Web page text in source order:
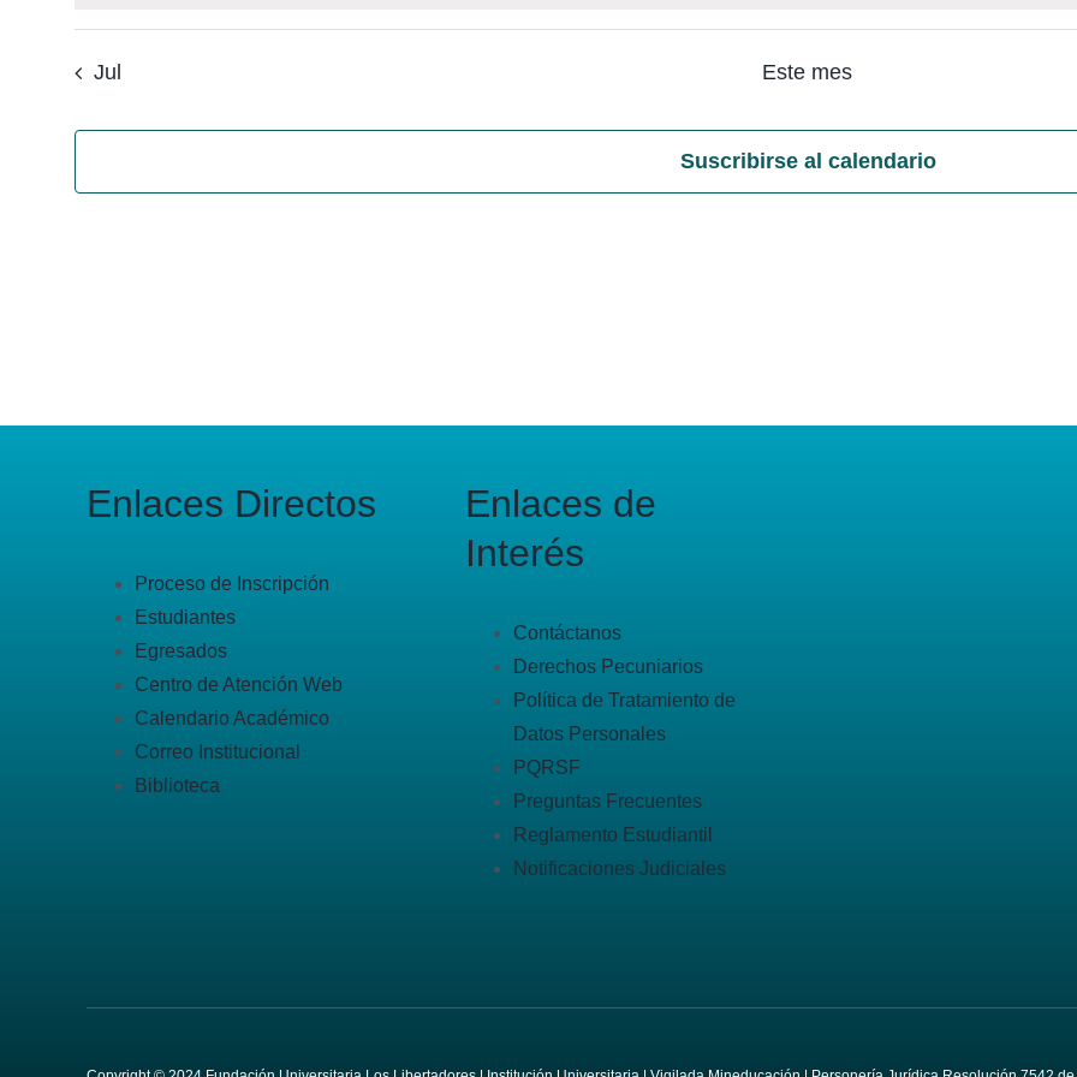
Jul Este mes
Suscribirse al calendario
Enlaces Directos
Proceso de Inscripción
Estudiantes
Egresados
Centro de Atención Web
Calendario Académico
Correo Institucional
Biblioteca
Enlaces de
Interés
Contáctanos
Derechos Pecuniarios
Política de Tratamiento de
Datos Personales
PQRSF
Preguntas Frecuentes
Reglamento Estudiantil
Notificaciones Judiciales